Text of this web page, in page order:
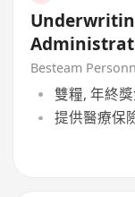
work)
Besteam
雙糧, 年終
提供醫療保